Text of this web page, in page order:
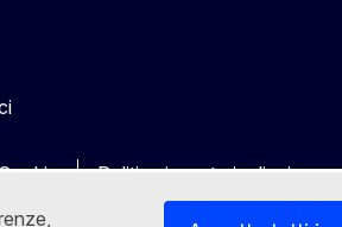
Politica in materia di privacy